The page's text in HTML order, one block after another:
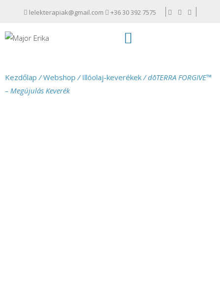
lelekterapiak@gmail.com +36 30 392 7575
Kezdőlap /Webshop /Illóolaj-keverékek/ dōTERRA FORGIVE™
– Megújulás Keverék